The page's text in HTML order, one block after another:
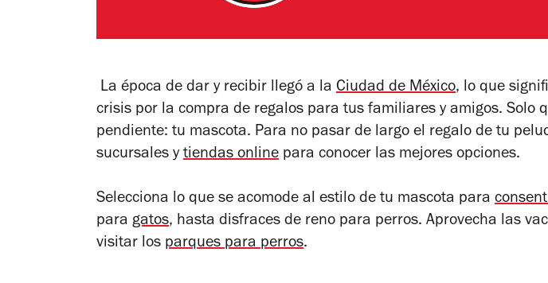
La época de dar y recibir llegó a la Ciudad de México, lo que
crisis por la compra de regalos para tus familiares y amigos. Solo
pendiente: tu mascota. Para no pasar de largo el regalo de tu
sucursales y tiendas online para conocer las mejores opciones.
Selecciona lo que se acomode al estilo de tu mascota para
para gatos, hasta disfraces de reno para perros. Aprovecha las
visitar los parques para perros.